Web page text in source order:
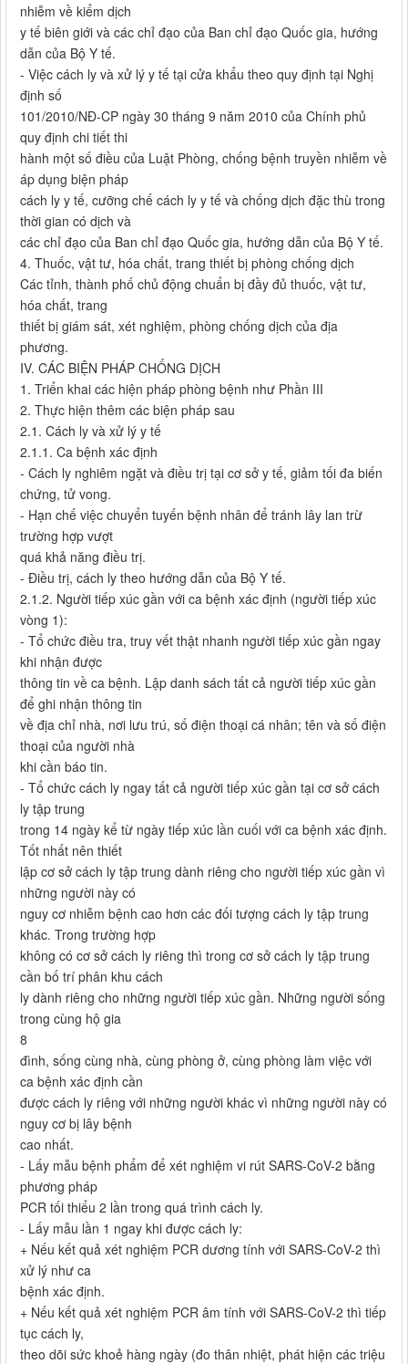
nhiễm về kiểm dịch
y tế biên giới và các chỉ đạo của Ban chỉ đạo Quốc gia, hướng
dẫn của Bộ Y tế.
- Việc cách ly và xử lý y tế tại cửa khẩu theo quy định tại Nghị
định số
101/2010/NĐ-CP ngày 30 tháng 9 năm 2010 của Chính phủ
quy định chi tiết thi
hành một số điều của Luật Phòng, chống bệnh truyền nhiễm về
áp dụng biện pháp
cách ly y tế, cưỡng chế cách ly y tế và chống dịch đặc thù trong
thời gian có dịch và
các chỉ đạo của Ban chỉ đạo Quốc gia, hướng dẫn của Bộ Y tế.
4. Thuốc, vật tư, hóa chất, trang thiết bị phòng chống dịch
Các tỉnh, thành phố chủ động chuẩn bị đầy đủ thuốc, vật tư,
hóa chất, trang
thiết bị giám sát, xét nghiệm, phòng chống dịch của địa
phương.
IV. CÁC BIỆN PHÁP CHỐNG DỊCH
1. Triển khai các hiện pháp phòng bệnh như Phần III
2. Thực hiện thêm các biện pháp sau
2.1. Cách ly và xử lý y tế
2.1.1. Ca bệnh xác định
- Cách ly nghiêm ngặt và điều trị tại cơ sở y tế, giảm tối đa biến
chứng, tử vong.
- Hạn chế việc chuyển tuyến bệnh nhân để tránh lây lan trừ
trường hợp vượt
quá khả năng điều trị.
- Điều trị, cách ly theo hướng dẫn của Bộ Y tế.
2.1.2. Người tiếp xúc gần với ca bệnh xác định (người tiếp xúc
vòng 1):
- Tổ chức điều tra, truy vết thật nhanh người tiếp xúc gần ngay
khi nhận được
thông tin về ca bệnh. Lập danh sách tất cả người tiếp xúc gần
để ghi nhận thông tin
về địa chỉ nhà, nơi lưu trú, số điện thoại cá nhân; tên và số điện
thoại của người nhà
khi cần báo tin.
- Tổ chức cách ly ngay tất cả người tiếp xúc gần tại cơ sở cách
ly tập trung
trong 14 ngày kể từ ngày tiếp xúc lần cuối với ca bệnh xác định.
Tốt nhất nên thiết
lập cơ sở cách ly tập trung dành riêng cho người tiếp xúc gần vì
những người này có
nguy cơ nhiễm bệnh cao hơn các đối tượng cách ly tập trung
khác. Trong trường hợp
không có cơ sở cách ly riêng thì trong cơ sở cách ly tập trung
cần bố trí phân khu cách
ly dành riêng cho những người tiếp xúc gần. Những người sống
trong cùng hộ gia
8
đình, sống cùng nhà, cùng phòng ở, cùng phòng làm việc với
ca bệnh xác định cần
được cách ly riêng với những người khác vì những người này có
nguy cơ bị lây bệnh
cao nhất.
- Lấy mẫu bệnh phẩm để xét nghiệm vi rút SARS-CoV-2 bằng
phương pháp
PCR tối thiểu 2 lần trong quá trình cách ly.
- Lấy mẫu lần 1 ngay khi được cách ly:
+ Nếu kết quả xét nghiệm PCR dương tính với SARS-CoV-2 thì
xử lý như ca
bệnh xác định.
+ Nếu kết quả xét nghiệm PCR âm tính với SARS-CoV-2 thì tiếp
tục cách ly,
theo dõi sức khoẻ hàng ngày (đo thân nhiệt, phát hiện các triệu